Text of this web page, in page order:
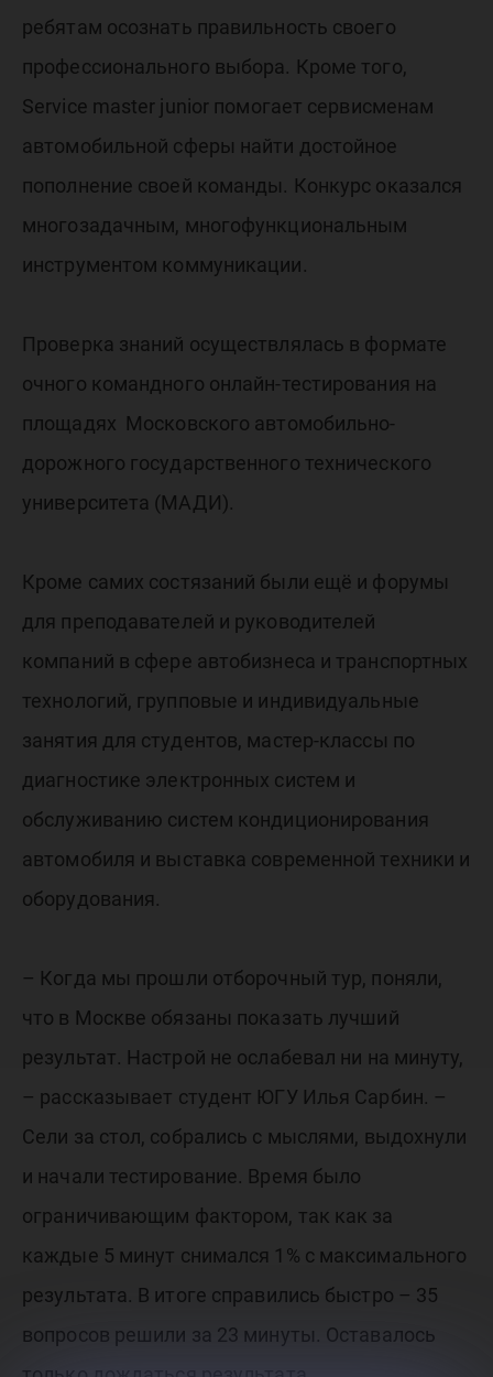
ребятам осознать правильность своего
профессионального выбора. Кроме того,
Service master junior помогает сервисменам
автомобильной сферы найти достойное
пополнение своей команды. Конкурс оказался
многозадачным, многофункциональным
инструментом коммуникации.
Проверка знаний осуществлялась в формате
очного командного онлайн-тестирования на
площадях Московского автомобильно-
дорожного государственного технического
университета (МАДИ).
Кроме самих состязаний были ещё и форумы
для преподавателей и руководителей
компаний в сфере автобизнеса и транспортных
технологий, групповые и индивидуальные
занятия для студентов, мастер-классы по
диагностике электронных систем и
обслуживанию систем кондиционирования
автомобиля и выставка современной техники и
оборудования.
– Когда мы прошли отборочный тур, поняли,
что в Москве обязаны показать лучший
результат. Настрой не ослабевал ни на минуту,
– рассказывает студент ЮГУ Илья Сарбин. –
Сели за стол, собрались с мыслями, выдохнули
и начали тестирование. Время было
ограничивающим фактором, так как за
каждые 5 минут снимался 1% с максимального
результата. В итоге справились быстро – 35
вопросов решили за 23 минуты. Оставалось